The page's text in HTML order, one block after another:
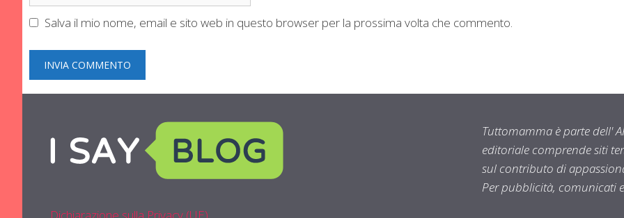
Salva il mio nome, email e sito web in questo browser per la prossima volta che commento.
Dichiarazione sulla Privacy (UE)
Tuttomamma è parte dell'
editoriale comprende siti
sul contributo di
Per pubblicità, comunicati